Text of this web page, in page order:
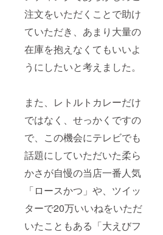
注文をいただくことで助け
ていただき、あまり大量の
在庫を抱えなくてもいいよ
うにしたいと考えました。
また、レトルトカレーだけ
ではなく、せっかくですの
で、この機会にテレビでも
話題にしていただいた柔ら
かさが自慢の当店一番人気
「ロースかつ」や、ツイッ
ターで20万いいねをいただ
いたこともある「大えびフ